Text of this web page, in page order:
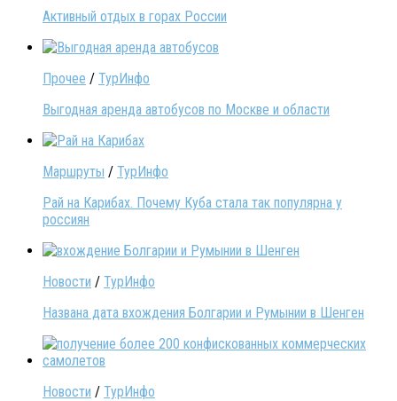
Активный отдых в горах России
Прочее / ТурИнфо
Выгодная аренда автобусов по Москве и области
Маршруты / ТурИнфо
Рай на Карибах. Почему Куба стала так популярна у
россиян
Новости / ТурИнфо
Названа дата вхождения Болгарии и Румынии в Шенген
Новости / ТурИнфо